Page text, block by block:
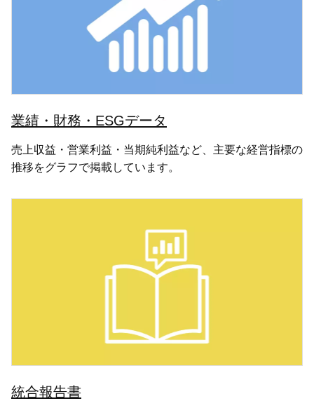
業績・財務・ESGデータ
売上収益・営業利益・当期純利益など、主要な経営指標の
推移をグラフで掲載しています。
統合報告書